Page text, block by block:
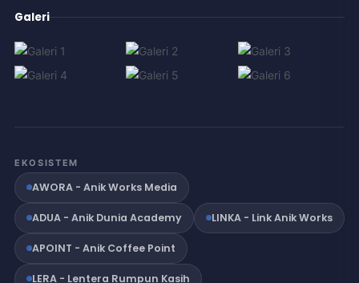
Galeri
EKOSISTEM
AWORA - Anik Works Media
ADUA - Anik Dunia Academy LINKA - Link Anik Works
APOINT - Anik Coffee Point
LERA - Lentera Rumpun Kasih